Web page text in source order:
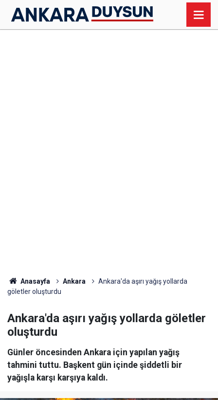
Anasayfa Ankara
Ankara'da aşırı yağış yollarda
göletler oluşturdu
Ankara'da aşırı yağış yollarda göletler
oluşturdu
Günler öncesinden Ankara için yapılan yağış
tahmini tuttu. Başkent gün içinde şiddetli bir
yağışla karşı karşıya kaldı.